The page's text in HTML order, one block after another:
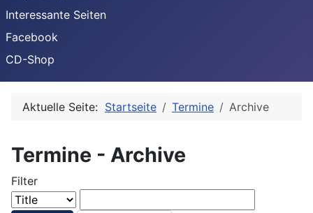
Interessante Seiten
Facebook
CD-Shop
Aktuelle Seite: Startseite Termine Archive
Termine - Archive
Filter